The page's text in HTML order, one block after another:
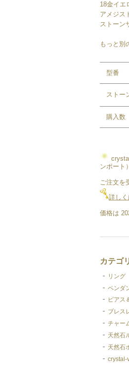
18金イエ
アメジス
ストーン
もっと別
型番
ストー
購入数
ンポート
ご注文を
詳し
価格は
カテゴ
リング
ペンダ
ピアス
ブレス
チャー
天然石
天然石
crystal-